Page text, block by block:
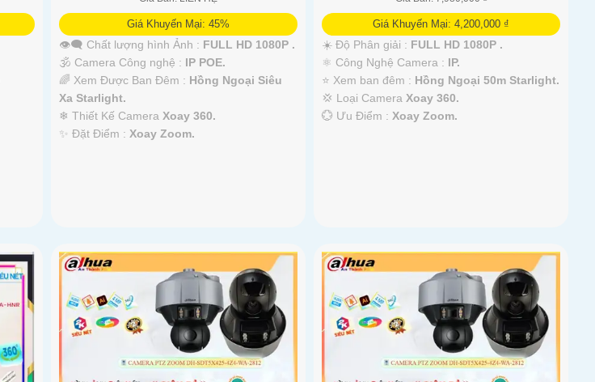
Giá Khuyến Mại: 45%
👁️‍🗨 Chất lượng hình Ảnh : FULL HD 1080P .
🕉️ Camera Công nghệ : IP POE.
🌈 Xem Được Ban Đêm : Hồng Ngoại Siêu
Xa Starlight.
❄ Thiết Kế Camera Xoay 360.
️✨ Đặt Điểm : Xoay Zoom.
Giá Khuyến Mại: 4,200,000 ₫
☀️ Độ Phân giải : FULL HD 1080P .
⚛️ Công Nghệ Camera : IP.
⭐ Xem ban đêm : Hồng Ngoại 50m Starlight.
💢 Loại Camera Xoay 360.
️💮 Ưu Điểm : Xoay Zoom.